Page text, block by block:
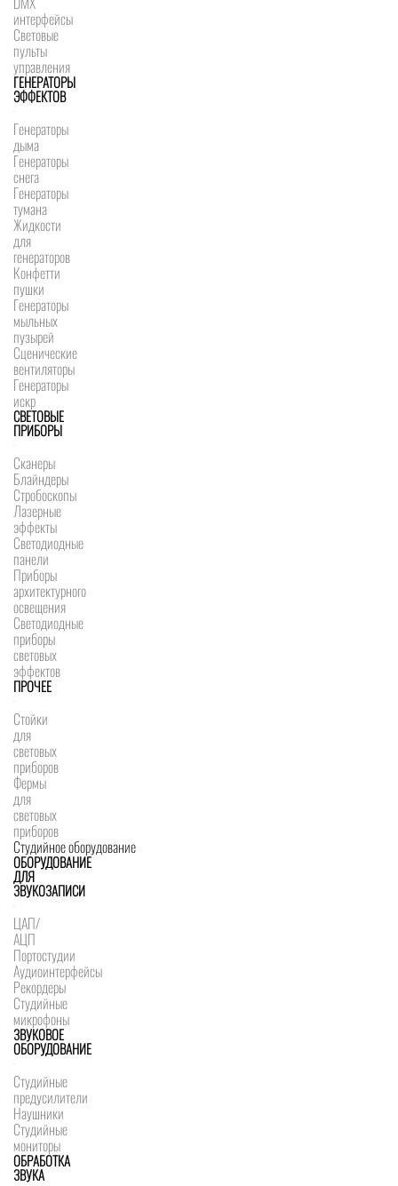
интерфейсы
Световые
пульты
управления
ГЕНЕРАТОРЫ
ЭФФЕКТОВ
Генераторы
дыма
Генераторы
снега
Генераторы
тумана
Жидкости
для
генераторов
Конфетти
пушки
Генераторы
мыльных
пузырей
Сценические
вентиляторы
Генераторы
искр
СВЕТОВЫЕ
ПРИБОРЫ
Сканеры
Блайндеры
Стробоскопы
Лазерные
эффекты
Светодиодные
панели
Приборы
архитектурного
освещения
Светодиодные
приборы
световых
эффектов
ПРОЧЕЕ
Стойки
для
световых
приборов
Фермы
для
световых
приборов
Студийное оборудование
ОБОРУДОВАНИЕ
ДЛЯ
ЗВУКОЗАПИСИ
ЦАП/
АЦП
Портостудии
Аудиоинтерфейсы
Рекордеры
Студийные
микрофоны
ЗВУКОВОЕ
ОБОРУДОВАНИЕ
Студийные
предусилители
Наушники
Студийные
мониторы
ОБРАБОТКА
ЗВУКА